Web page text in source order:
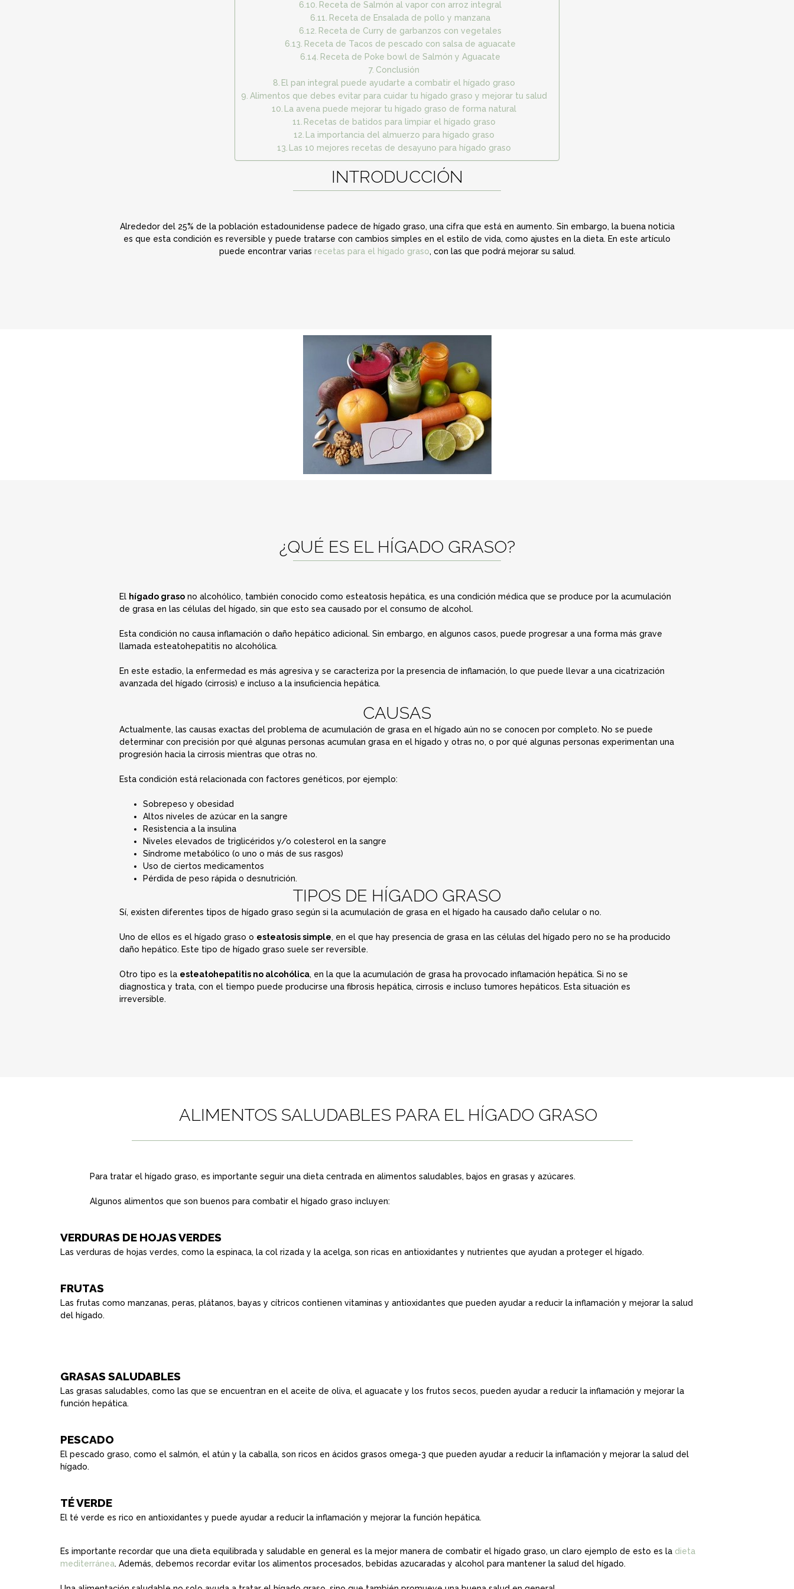
Receta de Salmón al vapor con arroz integral
Receta de Ensalada de pollo y manzana
Receta de Curry de garbanzos con vegetales
Receta de Tacos de pescado con salsa de aguacate
Receta de Poke bowl de Salmón y Aguacate
Conclusión
El pan integral puede ayudarte a combatir el hígado graso
Alimentos que debes evitar para cuidar tu hígado graso y mejorar tu salud
La avena puede mejorar tu hígado graso de forma natural
Recetas de batidos para limpiar el hígado graso
La importancia del almuerzo para hígado graso
Las 10 mejores recetas de desayuno para hígado graso
INTRODUCCIÓN
Alrededor del 25% de la población estadounidense padece de hígado graso, una cifra que está en aumento. Sin embargo, la buena noticia
es que esta condición es reversible y puede tratarse con cambios simples en el estilo de vida, como ajustes en la dieta. En este artículo
puede encontrar varias recetas para el hígado graso, con las que podrá mejorar su salud.
¿QUÉ ES EL HÍGADO GRASO?
El hígado graso no alcohólico, también conocido como esteatosis hepática, es una condición médica que se produce por la acumulación
de grasa en las células del hígado, sin que esto sea causado por el consumo de alcohol.
Esta condición no causa inflamación o daño hepático adicional. Sin embargo, en algunos casos, puede progresar a una forma más grave
llamada esteatohepatitis no alcohólica.
En este estadio, la enfermedad es más agresiva y se caracteriza por la presencia de inflamación, lo que puede llevar a una cicatrización
avanzada del hígado (cirrosis) e incluso a la insuficiencia hepática.
CAUSAS
Actualmente, las causas exactas del problema de acumulación de grasa en el hígado aún no se conocen por completo. No se puede
determinar con precisión por qué algunas personas acumulan grasa en el hígado y otras no, o por qué algunas personas experimentan una
progresión hacia la cirrosis mientras que otras no.
Esta condición está relacionada con factores genéticos, por ejemplo:
Sobrepeso y obesidad
Altos niveles de azúcar en la sangre
Resistencia a la insulina
Niveles elevados de triglicéridos y/o colesterol en la sangre
Síndrome metabólico (o uno o más de sus rasgos)
Uso de ciertos medicamentos
Pérdida de peso rápida o desnutrición.
TIPOS DE HÍGADO GRASO
Sí, existen diferentes tipos de hígado graso según si la acumulación de grasa en el hígado ha causado daño celular o no.
Uno de ellos es el hígado graso o esteatosis simple, en el que hay presencia de grasa en las células del hígado pero no se ha producido
daño hepático. Este tipo de hígado graso suele ser reversible.
Otro tipo es la esteatohepatitis no alcohólica, en la que la acumulación de grasa ha provocado inflamación hepática. Si no se
diagnostica y trata, con el tiempo puede producirse una fibrosis hepática, cirrosis e incluso tumores hepáticos. Esta situación es
irreversible.
ALIMENTOS SALUDABLES PARA EL HÍGADO GRASO
Para tratar el hígado graso, es importante seguir una dieta centrada en alimentos saludables, bajos en grasas y azúcares.
Algunos alimentos que son buenos para combatir el hígado graso incluyen:
VERDURAS DE HOJAS VERDES
Las verduras de hojas verdes, como la espinaca, la col rizada y la acelga, son ricas en antioxidantes y nutrientes que ayudan a proteger el hígado.
FRUTAS
Las frutas como manzanas, peras, plátanos, bayas y cítricos contienen vitaminas y antioxidantes que pueden ayudar a reducir la inflamación y mejorar la salud
del hígado.
GRASAS SALUDABLES
Las grasas saludables, como las que se encuentran en el aceite de oliva, el aguacate y los frutos secos, pueden ayudar a reducir la inflamación y mejorar la
función hepática.
PESCADO
El pescado graso, como el salmón, el atún y la caballa, son ricos en ácidos grasos omega-3 que pueden ayudar a reducir la inflamación y mejorar la salud del
hígado.
TÉ VERDE
El té verde es rico en antioxidantes y puede ayudar a reducir la inflamación y mejorar la función hepática.
Es importante recordar que una dieta equilibrada y saludable en general es la mejor manera de combatir el hígado graso, un claro ejemplo de esto es la dieta
mediterránea. Además, debemos recordar evitar los alimentos procesados, bebidas azucaradas y alcohol para mantener la salud del hígado.